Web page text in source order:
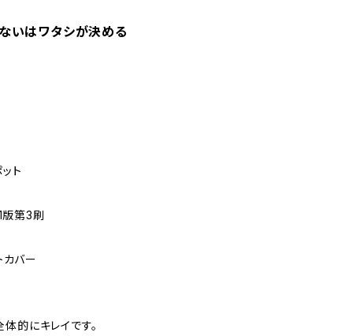
いはワタシが決める
ト
版第3刷
バー
的にキレイです。